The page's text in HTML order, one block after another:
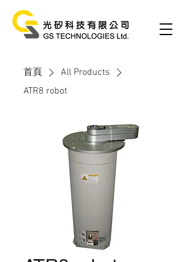
首頁
All Products
ATR8 robot